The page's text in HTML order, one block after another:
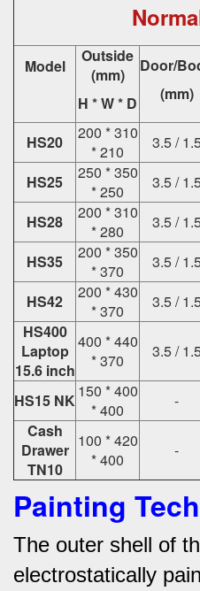
Model
Outside
(mm)
H * W * D
Door/
(mm)
HS20
200 * 310
* 210
3.5 /
HS25
250 * 350
* 250
3.5 /
HS28
200 * 310
* 280
3.5 /
HS35
200 * 350
* 370
3.5 /
HS42
200 * 430
* 370
3.5 /
HS400
Laptop
15.6 inch
400 * 440
* 370
3.5 /
HS15 NK 150 * 400
* 400
-
Cash
Drawer
TN10
100 * 420
* 400
-
Painting
The outer shell of
electrostatically